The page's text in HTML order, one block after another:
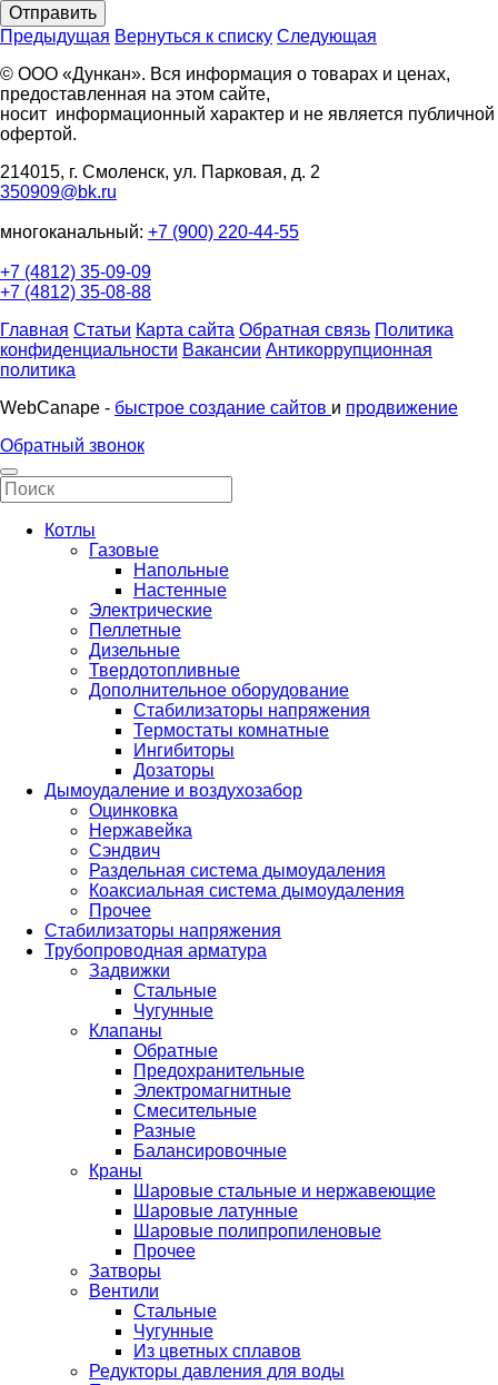
Отправить
Предыдущая Вернуться к списку Следующая
© ООО «Дункан». Вся информация о товарах и ценах,
предоставленная на этом сайте,
носит информационный характер и не является публичной
офертой.
214015, г. Смоленск, ул. Парковая, д. 2
350909@bk.ru
многоканальный: +7 (900) 220-44-55
+7 (4812) 35-09-09
+7 (4812) 35-08-88
Главная Статьи Карта сайта Обратная связь Политика
конфиденциальности Вакансии Антикоррупционная
политика
WebCanape - быстрое создание сайтов и продвижение
Обратный звонок
Котлы
Газовые
Напольные
Настенные
Электрические
Пеллетные
Дизельные
Твердотопливные
Дополнительное оборудование
Стабилизаторы напряжения
Термостаты комнатные
Ингибиторы
Дозаторы
Дымоудаление и воздухозабор
Оцинковка
Нержавейка
Сэндвич
Раздельная система дымоудаления
Коаксиальная система дымоудаления
Прочее
Стабилизаторы напряжения
Трубопроводная арматура
Задвижки
Стальные
Чугунные
Клапаны
Обратные
Предохранительные
Электромагнитные
Смесительные
Разные
Балансировочные
Краны
Шаровые стальные и нержавеющие
Шаровые латунные
Шаровые полипропиленовые
Прочее
Затворы
Вентили
Стальные
Чугунные
Из цветных сплавов
Редукторы давления для воды